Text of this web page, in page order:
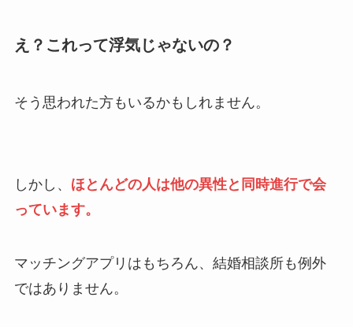
え？これって浮気じゃないの？
そう思われた方もいるかもしれません。
しかし、 ほとんどの人は他の異性と同時進行で会
っています。
マッチングアプリはもちろん、結婚相談所も例外
ではありません。